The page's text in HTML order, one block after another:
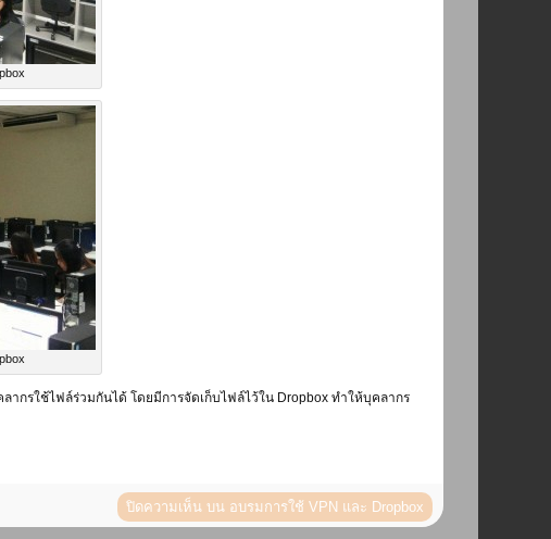
กรใช้ไฟล์ร่วมกันได้ โดยมีการจัดเก็บไฟล์ไว้ใน Dropbox ทำให้บุคลากร
ปิดความเห็น บน อบรมการใช้ VPN และ Dropbox